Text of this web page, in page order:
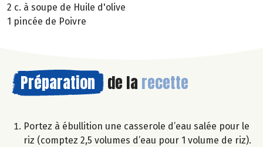
2 c. à soupe de Huile d'olive
1 pincée de Poivre
Préparation de la recette
Portez à ébullition une casserole d’eau salée pour le
riz (comptez 2,5 volumes d’eau pour 1 volume de riz).